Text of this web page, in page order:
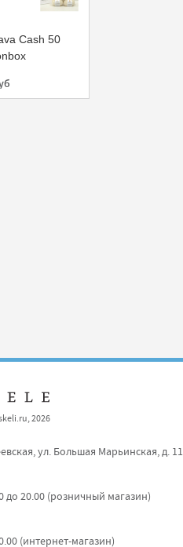
Cash 50
2026
ул. Большая Марьинская, д. 11
до 20.00 (розничный магазин)
(интернет-магазин)